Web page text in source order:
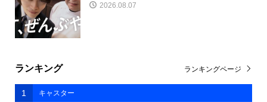
2026.08.07
ランキング
1 キャスター
ランキングページ